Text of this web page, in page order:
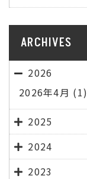
ARCHIVES
2026
2026年4月 (1)
2025
2024
2023